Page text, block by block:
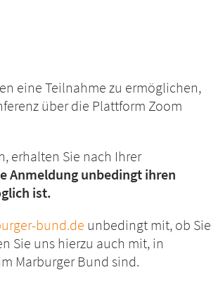
eine Teilnahme zu ermöglichen,
über die Plattform Zoom
erhalten Sie nach Ihrer
Anmeldung unbedingt ihren
ist.
bund.de unbedingt mit, ob Sie
Sie uns hierzu auch mit, in
Marburger Bund sind.